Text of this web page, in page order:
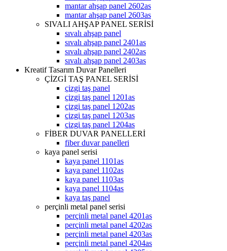
mantar ahşap panel 2602as
mantar ahşap panel 2603as
SIVALI AHŞAP PANEL SERİSİ
sıvalı ahşap panel
sıvalı ahşap panel 2401as
sıvalı ahşap panel 2402as
sıvalı ahşap panel 2403as
Kreatif Tasarım Duvar Panelleri
ÇİZGİ TAŞ PANEL SERİSİ
çizgi taş panel
çizgi taş panel 1201as
çizgi taş panel 1202as
çizgi taş panel 1203as
çizgi taş panel 1204as
FİBER DUVAR PANELLERİ
fiber duvar panelleri
kaya panel serisi
kaya panel 1101as
kaya panel 1102as
kaya panel 1103as
kaya panel 1104as
kaya taş panel
perçinli metal panel serisi
perçinli metal panel 4201as
perçinli metal panel 4202as
perçinli metal panel 4203as
perçinli metal panel 4204as